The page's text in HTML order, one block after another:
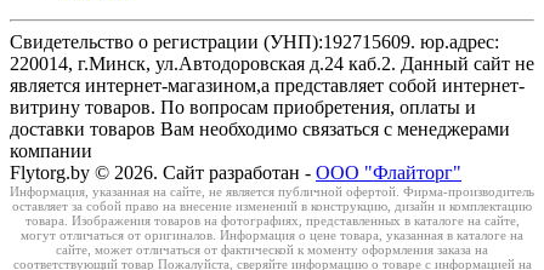
Свидетельство о регистрации (УНП):192715609. юр.адрес:
220014, г.Минск, ул.Автодоровская д.24 каб.2. Данный сайт не
является интернет-магазином,а представляет собой интернет-
витрину товаров. По вопросам приобретения, оплаты и
доставки товаров Вам необходимо связаться с менеджерами
компании
Flytorg.by © 2026. Сайт разработан - ООО "Флайторг"
Информация, указанная на сайте, не является публичной офертой. Фирма-производитель
оставляет за собой право на внесение изменений в конструкцию, дизайн и комплектацию
товара. Изображения товаров на фотографиях, представленных в каталоге на сайте,
могут отличаться от оригиналов. Информация о цене товара, указанная в каталоге на
сайте, может отличаться от фактической к моменту оформления заказа на
соответствующий товар Пожалуйста, сверяйте информацию о товаре с информацией на